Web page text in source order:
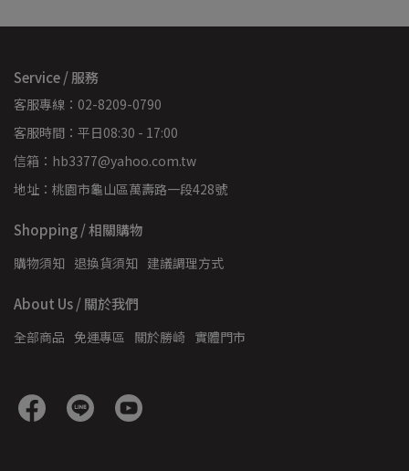
Service / 服務
客服專線：02-8209-0790
客服時間：平日08:30 - 17:00
信箱：hb3377@yahoo.com.tw
地址：桃園市龜山區萬壽路一段428號
Shopping / 相關購物
購物須知 退換貨須知 建議調理方式
About Us / 關於我們
全部商品 免運專區 關於勝崎 實體門市